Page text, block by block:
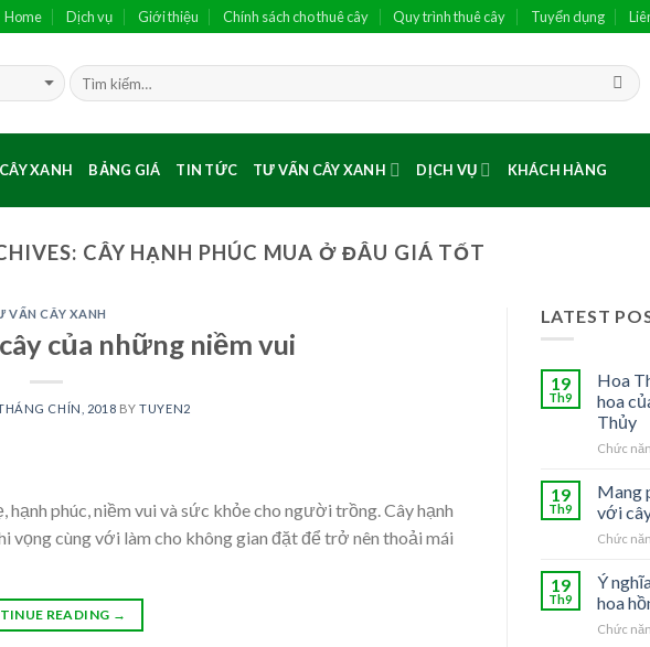
Home Dịch vụ Giới thiệu Chính sách cho thuê cây Quy trình thuê cây Tuyển dụng
XANH BẢNG GIÁ TIN TỨC TƯ VẤN CÂY XANH DỊCH VỤ KHÁCH HÀNG
CÂY HẠNH PHÚC MUA Ở ĐÂU GIÁ TỐT
VẤN CÂY XANH
của những niềm vui
CHÍN, 2018 BYTUYEN2
hạnh phúc, niềm vui và sức khỏe cho người trồng. Cây hạnh
vọng cùng với làm cho không gian đặt để trở nên thoải mái
READING →
LATEST
19
Th9
Hoa
hoa
Thủy
Chức
19
Th9
Mang
với
Chức
19
Th9
Ý
hoa
Chức